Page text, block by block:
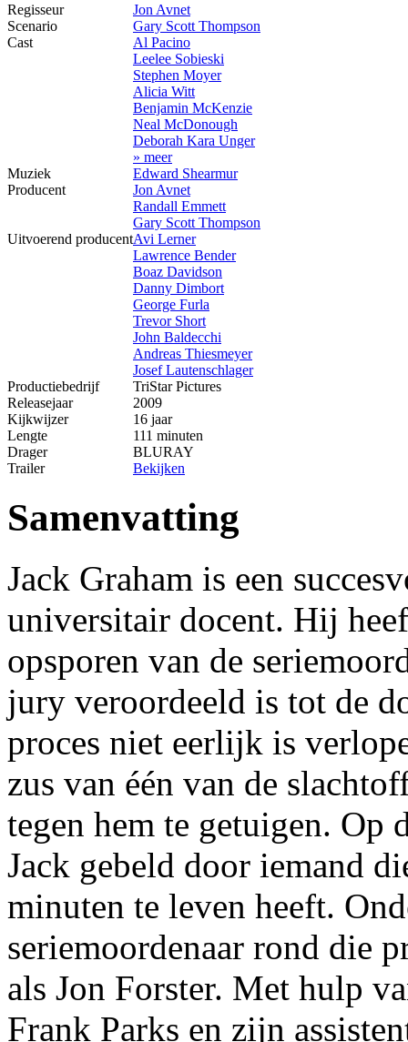
Regisseur
Jon Avnet
Scenario
Gary Scott Thompson
Cast
Al Pacino
Leelee Sobieski
Stephen Moyer
Alicia Witt
Benjamin McKenzie
Neal McDonough
Deborah Kara Unger
» meer
Muziek
Edward Shearmur
Producent
Jon Avnet
Randall Emmett
Gary Scott Thompson
Uitvoerend producentAvi Lerner
Lawrence Bender
Boaz Davidson
Danny Dimbort
George Furla
Trevor Short
John Baldecchi
Andreas Thiesmeyer
Josef Lautenschlager
Productiebedrijf
TriStar Pictures
Releasejaar
2009
Kijkwijzer
16 jaar
Lengte
111 minuten
Drager
BLURAY
Trailer
Bekijken
Samenvatting
Jack Graham is een
universitair docent. Hij
opsporen van de
jury veroordeeld is tot de
proces niet eerlijk is
zus van één van de
tegen hem te getuigen. Op
Jack gebeld door iemand
minuten te leven heeft.
seriemoordenaar rond die
als Jon Forster. Met hulp
Frank Parks en zijn